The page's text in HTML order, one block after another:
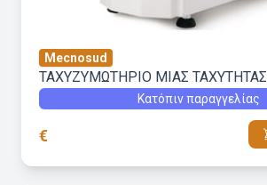
Mecnosud
ΤΑΧΥΖΥΜΩΤΗΡΙΟ ΜΙΑΣ ΤΑΧΥΤΗΤΑΣ
Κατόπιν παραγγελίας
€